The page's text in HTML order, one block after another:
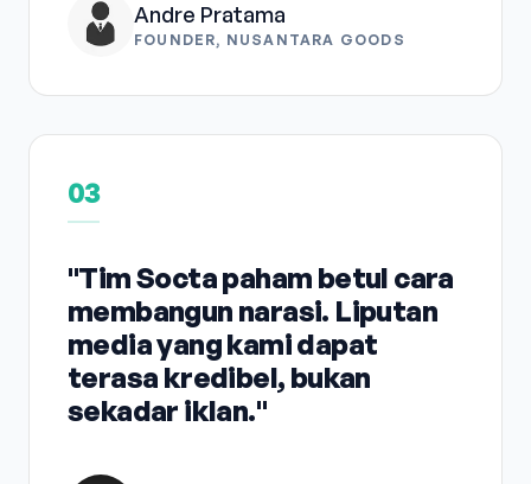
Andre Pratama
FOUNDER, NUSANTARA GOODS
03
"Tim Socta paham betul cara
membangun narasi. Liputan
media yang kami dapat
terasa kredibel, bukan
sekadar iklan."